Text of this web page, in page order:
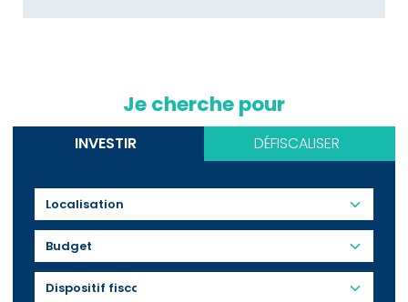
Je cherche pour
INVESTIR DÉFISCALISER
Budget